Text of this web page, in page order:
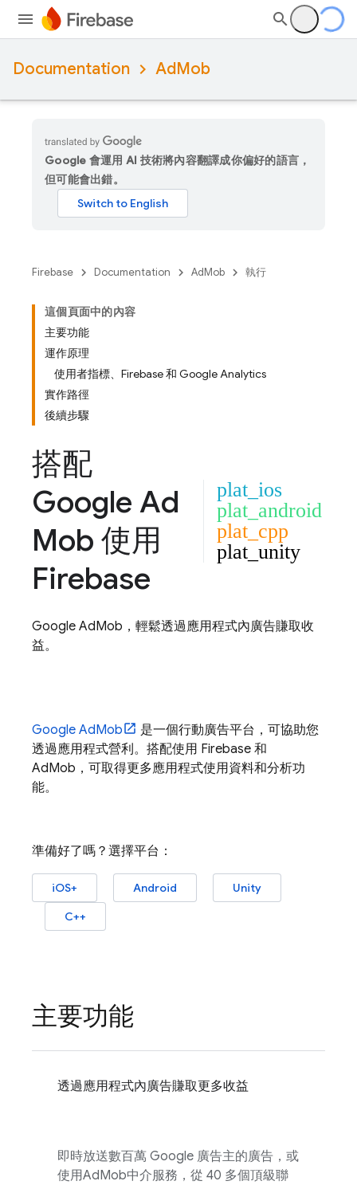
Documentation AdMob
Google 會運用 AI 技術將內容翻譯成你偏好的語言，
但可能會出錯。
Firebase Documentation AdMob 執行
這個頁面中的內容
主要功能
運作原理
使用者指標、Firebase 和 Google Analytics
實作路徑
後續步驟
搭配
Google Ad
Mob 使用
Firebase
plat_ios
plat_android
plat_cpp
plat_unity
Google AdMob ，輕鬆透過應用程式內廣告賺取收
益。
Google AdMob
是一個行動廣告平台，可協助您
透過應用程式營利。搭配使用 Firebase 和
AdMob ，可取得更多應用程式使用資料和分析功
能。
準備好了嗎？選擇平台：
iOS+ Android
Unity
C++
主要功能
透過應用程式內廣告賺取更多收益
即時放送數百萬 Google 廣告主的廣告，或
使用AdMob中介服務，從 40 多個頂級聯